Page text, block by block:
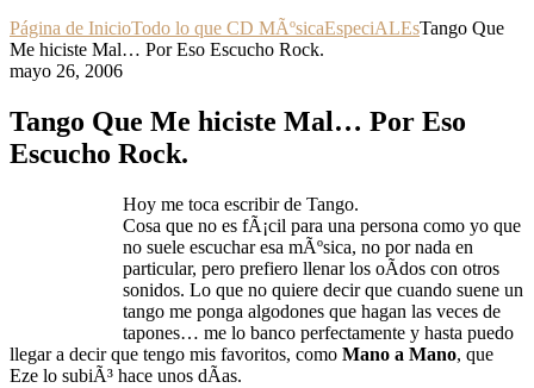
Página de InicioTodo lo que CD MÃºsicaEspeciALEsTango Que
Me hiciste Mal… Por Eso Escucho Rock.
mayo 26, 2006
Tango Que Me hiciste Mal… Por Eso
Escucho Rock.
Hoy me toca escribir de Tango.
Cosa que no es fÃ¡cil para una persona como yo que
no suele escuchar esa mÃºsica, no por nada en
particular, pero prefiero llenar los oÃ­dos con otros
sonidos. Lo que no quiere decir que cuando suene un
tango me ponga algodones que hagan las veces de
tapones… me lo banco perfectamente y hasta puedo
llegar a decir que tengo mis favoritos, como Mano a Mano, que
Eze lo subiÃ³ hace unos dÃ­as.